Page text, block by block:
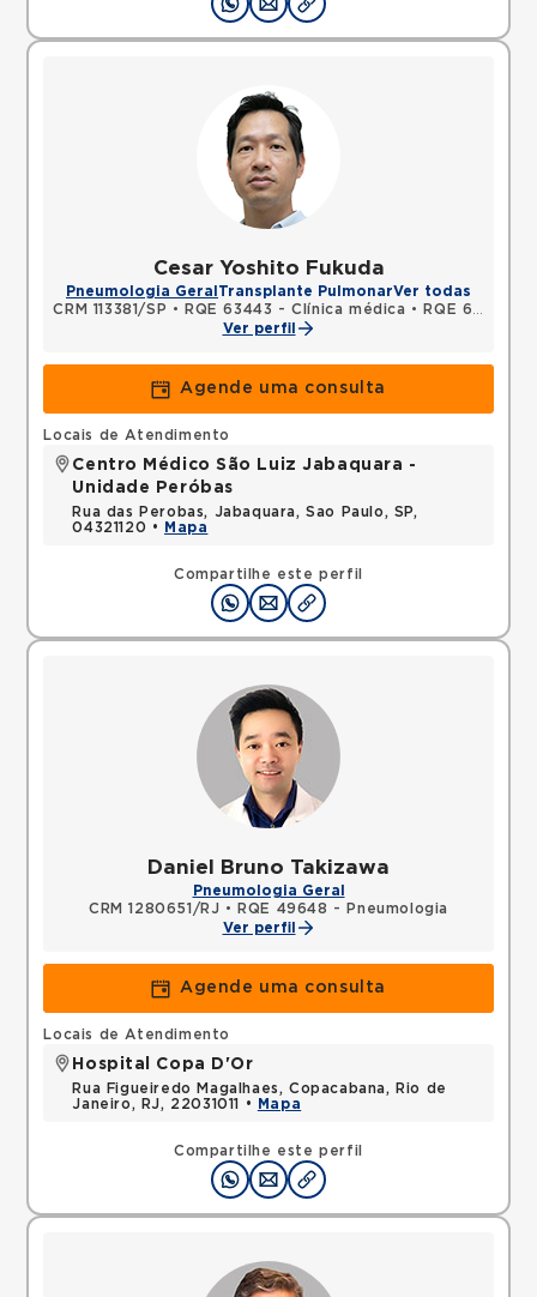
Cesar Yoshito Fukuda
Pneumologia Geral Transplante PulmonarVer todas
CRM 113381/SP • RQE 63443 - Clínica médica •
RQE 63444 - Pneumologia
Ver perfil
Agende uma consulta
Compartilhe este perfil
Locais de Atendimento
Centro Médico São Luiz Jabaquara -
Unidade Peróbas
Rua das Perobas, Jabaquara, Sao Paulo, SP,
04321120 •
Mapa
Daniel Bruno Takizawa
Pneumologia Geral
CRM 1280651/RJ •
RQE 49648 - Pneumologia
Ver perfil
Agende uma consulta
Compartilhe este perfil
Locais de Atendimento
Hospital Copa D'Or
Rua Figueiredo Magalhaes, Copacabana, Rio de
Janeiro, RJ, 22031011 •
Mapa